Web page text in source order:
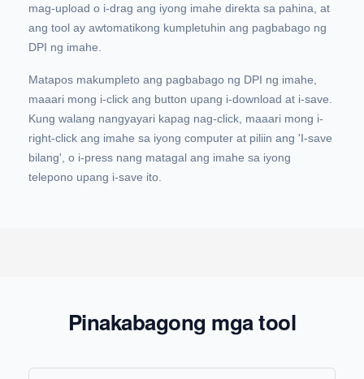
mag-upload o i-drag ang iyong imahe direkta sa pahina, at
ang tool ay awtomatikong kumpletuhin ang pagbabago ng
DPI ng imahe.
Matapos makumpleto ang pagbabago ng DPI ng imahe,
maaari mong i-click ang button upang i-download at i-save.
Kung walang nangyayari kapag nag-click, maaari mong i-
right-click ang imahe sa iyong computer at piliin ang 'I-save
bilang', o i-press nang matagal ang imahe sa iyong
telepono upang i-save ito.
Pinakabagong mga tool